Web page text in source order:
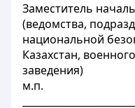
Заместитель
(ведомства,
национальной
Казахстан,
заведения)
м.п.